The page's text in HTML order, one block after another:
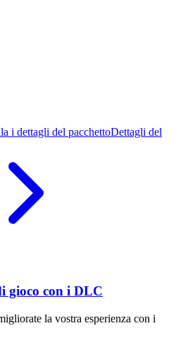
i dettagli del pacchettoDettagli del
gioco con i DLC
la vostra esperienza con i